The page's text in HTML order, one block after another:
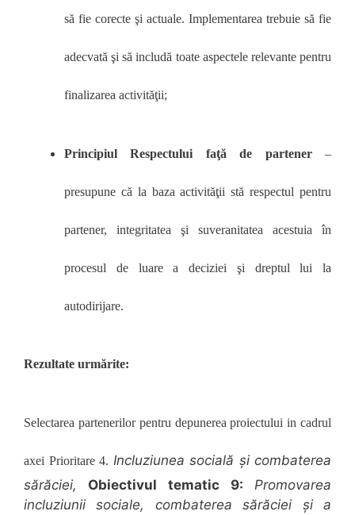
să fie corecte şi actuale. Implementarea trebuie să fie
adecvată şi să includă toate aspectele relevante pentru
finalizarea activităţii;
Principiul Respectului faţă de partener –
presupune că la baza activităţii stă respectul pentru
partener, integritatea şi suveranitatea acestuia în
procesul de luare a deciziei şi dreptul lui la
autodirijare.
Rezultate urmărite:
Selectarea partenerilor pentru depunerea proiectului in cadrul
axei Prioritare 4. Incluziunea socială și combaterea
sărăciei, Obiectivul tematic 9: Promovarea
incluziunii sociale,
combaterea sărăciei și a